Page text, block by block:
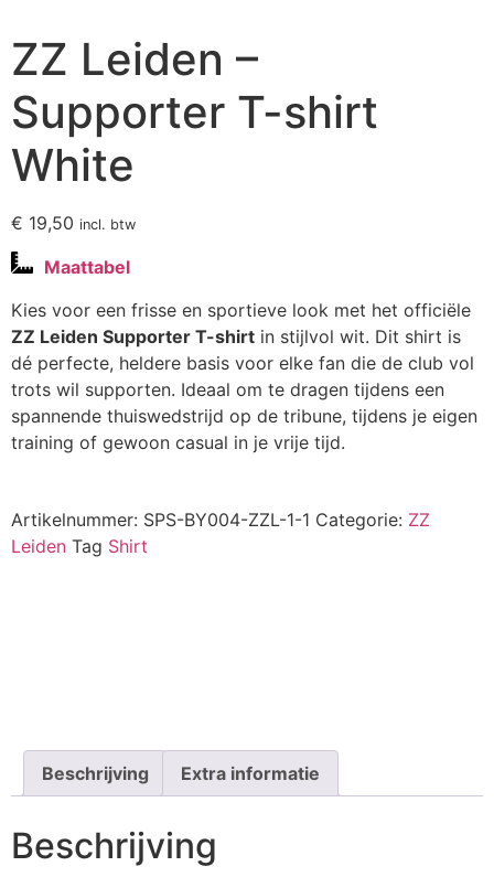
ZZ Leiden –
Supporter T-shirt
White
€ 19,50 incl. btw
Maattabel
Kies voor een frisse en sportieve look met het officiële
ZZ Leiden Supporter T-shirt in stijlvol wit. Dit shirt is
dé perfecte, heldere basis voor elke fan die de club vol
trots wil supporten. Ideaal om te dragen tijdens een
spannende thuiswedstrijd op de tribune, tijdens je eigen
training of gewoon casual in je vrije tijd.
Artikelnummer: SPS-BY004-ZZL-1-1 Categorie: ZZ
Leiden Tag Shirt
Beschrijving Extra informatie
Beschrijving